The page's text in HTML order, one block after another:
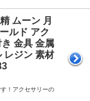
ムーン 月
ルド アク
金具 金属
レジン 素材
！アクセサリーの